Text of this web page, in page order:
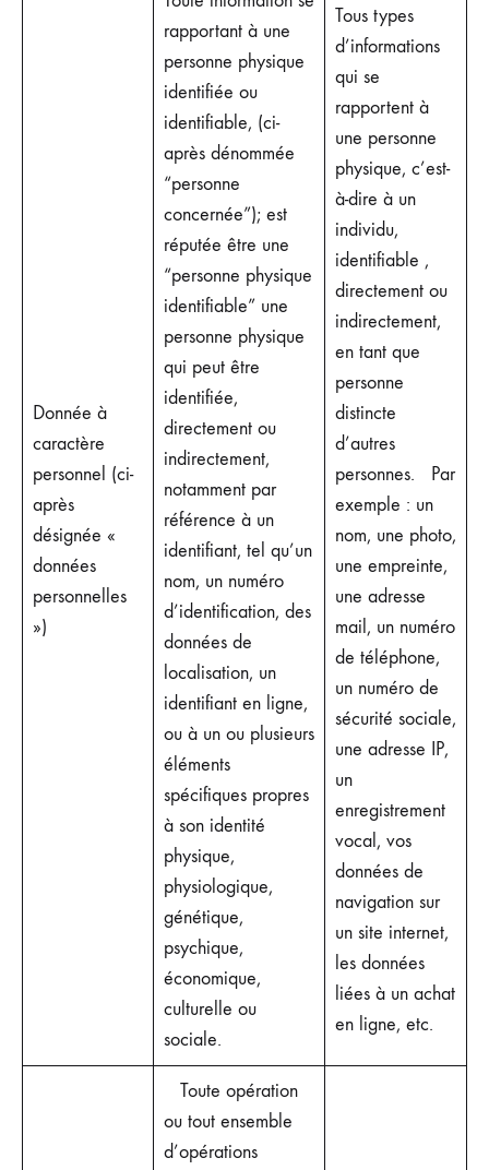
Donnée à
caractère
personnel (ci-
après
désignée «
données
personnelles
»)
rapportant à une
personne physique
identifiée ou
identifiable, (ci-
après dénommée
“personne
concernée”); est
réputée être une
“personne physique
identifiable” une
personne physique
qui peut être
identifiée,
directement ou
indirectement,
notamment par
référence à un
identifiant, tel qu’un
nom, un numéro
d’identification, des
données de
localisation, un
identifiant en ligne,
ou à un ou plusieurs
éléments
spécifiques propres
à son identité
physique,
physiologique,
génétique,
psychique,
économique,
culturelle ou
sociale.
Tous types
d’informations
qui se
rapportent à
une personne
physique, c’est-
à-dire à un
individu,
identifiable ,
directement ou
indirectement,
en tant que
personne
distincte
d’autres
personnes. Par
exemple : un
nom, une photo,
une empreinte,
une adresse
mail, un numéro
de téléphone,
un numéro de
sécurité sociale,
une adresse IP,
un
enregistrement
vocal, vos
données de
navigation sur
un site internet,
les données
liées à un achat
en ligne, etc.
Toute opération
ou tout ensemble
d’opérations